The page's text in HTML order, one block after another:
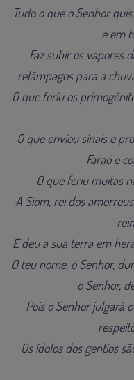
Tudo o que o Senhor
e em
Faz subir os vapores
relâmpagos para a
O que feriu os
O que enviou sinais e
Faraó e
O que feriu muitas
A Siom, rei dos
E deu a sua terra em
O teu nome, ó Senhor,
ó Senhor,
Pois o Senhor julgará
Os ídolos dos gentios